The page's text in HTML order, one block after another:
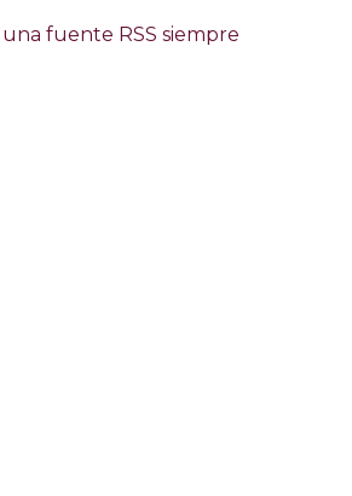
una fuente RSS siempre